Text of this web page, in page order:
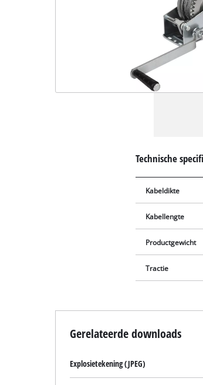
Technische
Kabeldikte
Kabellengte
Productgewicht
Tractie
Gerelateerde downloads
Explosietekening (JPEG)